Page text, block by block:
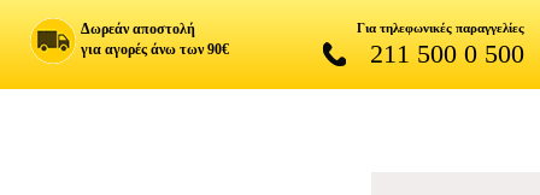
Δωρεάν αποστολή
για αγορές άνω των 90€
Για τηλεφωνικές παραγγελίες
211 500 0 500